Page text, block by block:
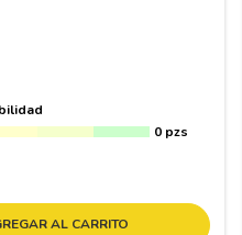
0 pzs
AL CARRITO